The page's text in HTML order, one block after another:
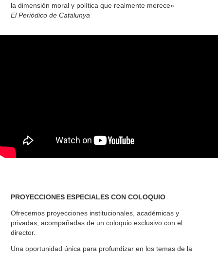
la dimensión moral y política que realmente merece»
El Periódico de Catalunya
PROYECCIONES ESPECIALES CON COLOQUIO
Ofrecemos proyecciones institucionales, académicas y
privadas, acompañadas de un coloquio exclusivo con el
director.
Una oportunidad única para profundizar en los temas de la